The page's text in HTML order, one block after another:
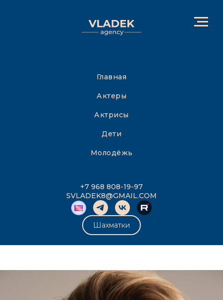
Главная
Актеры
Актрисы
Дети
Молодёжь
+7 968 808-19-97
SVLADEK8@GMAIL.COM
Шахматки